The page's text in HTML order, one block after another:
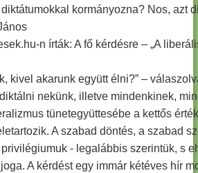
kormányozna? Nos, azt
n írták: A fő kérdésre – „A
kivel akarunk együtt élni?” –
nekünk, illetve mindenkinek,
tünetegyüttesébe a kettős
A szabad döntés, a szabad
- legalábbis szerintük, s
A kérdést egy immár kétéves hír